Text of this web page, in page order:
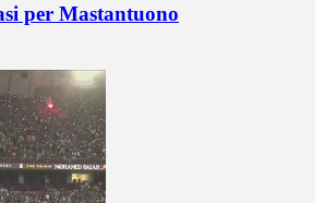
per Mastantuono